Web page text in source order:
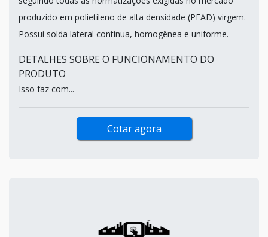
produzido em polietileno de alta densidade (PEAD) virgem.
Possui solda lateral contínua, homogênea e uniforme.
DETALHES SOBRE O FUNCIONAMENTO DO
PRODUTO
Isso faz com...
Cotar agora